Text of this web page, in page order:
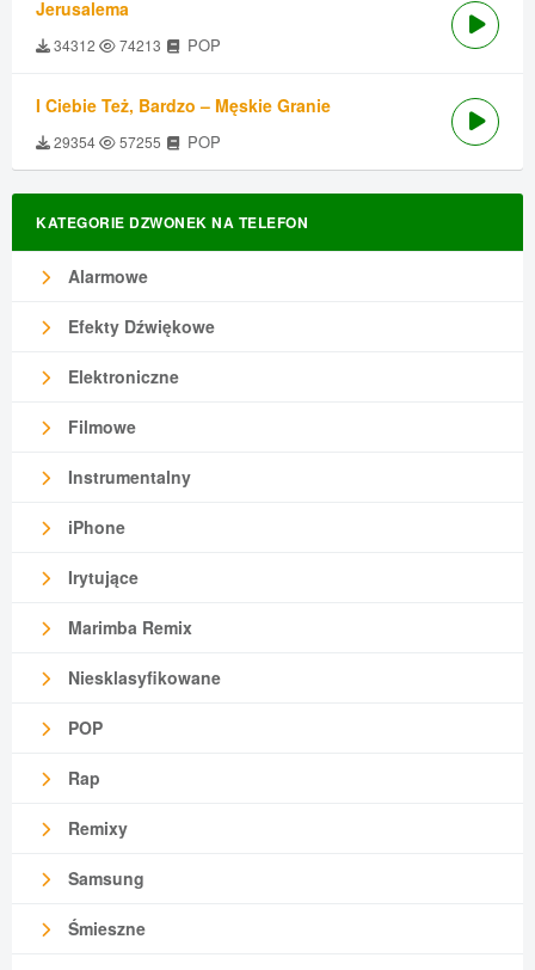
Jerusalema
34312 74213 POP
I Ciebie Też, Bardzo – Męskie Granie
29354 57255 POP
KATEGORIE DZWONEK NA TELEFON
Alarmowe
Efekty Dźwiękowe
Elektroniczne
Filmowe
Instrumentalny
iPhone
Irytujące
Marimba Remix
Niesklasyfikowane
POP
Rap
Remixy
Samsung
Śmieszne